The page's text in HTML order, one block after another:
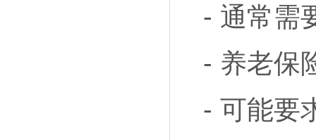
- 通常需
- 养老保
- 可能要